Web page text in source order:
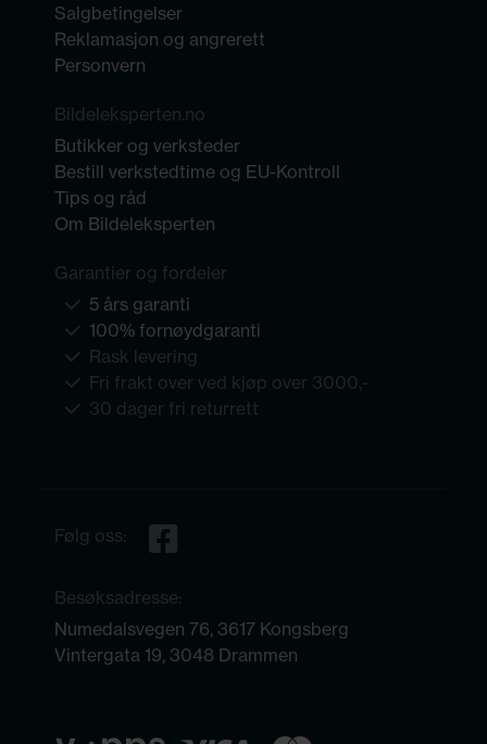
Salgbetingelser
Reklamasjon og angrerett
Personvern
Bildeleksperten.no
Butikker og verksteder
Bestill verkstedtime og EU-Kontroll
Tips og råd
Om Bildeleksperten
Garantier og fordeler
5 års garanti
100% fornøydgaranti
Rask levering
Fri frakt over ved kjøp over 3000,-
30 dager fri returrett
Følg oss:
Besøksadresse:
Numedalsvegen 76, 3617 Kongsberg
Vintergata 19, 3048 Drammen